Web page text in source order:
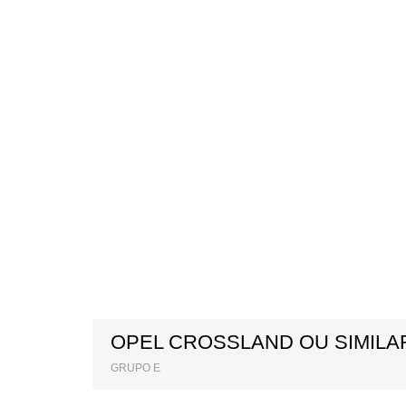
OPEL CROSSLAND OU
GRUPO E